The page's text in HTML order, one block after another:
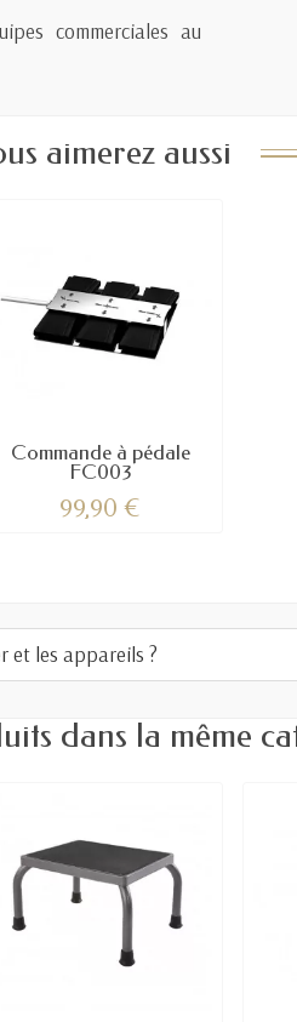
commerciales au
aimerez aussi
Commande à pédale
FC003
99,90 €
et les appareils ?
dans la même